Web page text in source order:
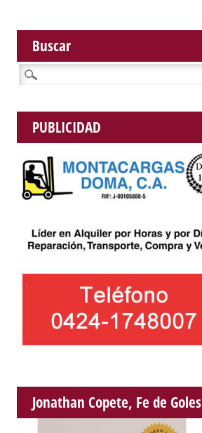
Buscar
Buscar:
PUBLICIDAD
Jonathan Copete, Fe de Goles